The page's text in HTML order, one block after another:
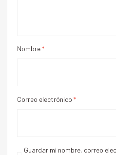
Nombre*
Correo electrónico *
Guardar mi nombre, correo